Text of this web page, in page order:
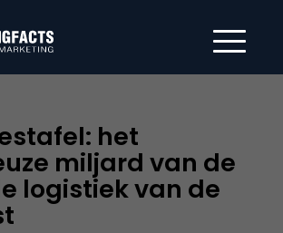
het
miljard van de
logistiek van de